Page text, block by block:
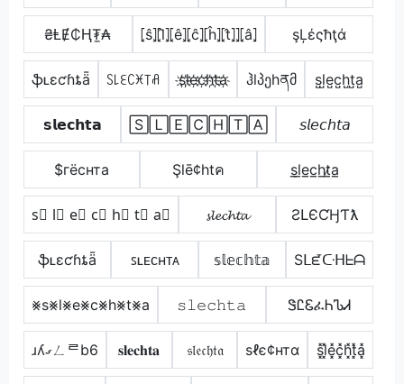
₴ⱠɆ₵Ⱨ₮̼₳ ⦏ŝ⦎⦏l̂⦎⦏ê⦎⦏ĉ⦎⦏ĥ⦎⦏t̂⦎⦎⦏â⦎ şĻέςħţά
ֆʟɛƈɦȶǟ ꇙ꒒ꏂꉔꁝ꓄ꋬ s҉l҉e҉c҉h҉t҉a҉ ჰlპეhནმ s̺l̺e̺c̺h̺t̺a̺
𝘀𝗹𝗲𝗰𝗵𝘁𝗮 🅂🄻🄴🄲🄷🅃🄰 𝘴𝘭𝘦𝘤𝘩𝘵𝘢
$гёcнта Şlē¢htค s̲l̲e̲c̲h̲t̷̲a̲
s⃣ l⃣ e⃣ c⃣ h⃣ t⃣ a⃣ 𝓼𝓵𝓮𝓬𝓱𝓽𝓪 ƧԼЄƇӇƬƛ
ֆʟɛƈɦȶǟ ꜱʟᴇᴄʜᴛᴀ 𝕤𝕝𝕖𝕔𝕙𝕥𝕒 Sᒪᘿᑢᕼᖶᗩ
⨳s⨳l⨳e⨳c⨳h⨳t⨳a 𝚜𝚕𝚎𝚌𝚑𝚝𝚊 ᏕᏝᏋፈᏂᏖᏗ
ɹʎގㄥᄅb6 𝐬𝐥𝐞𝐜𝐡𝐭𝐚 𝔰𝔩𝔢𝔠𝔥𝔱𝔞 ѕℓє¢нтα s͓̽l͓̽e͓̽c͓̽h͓̽t͓̽a͓̽